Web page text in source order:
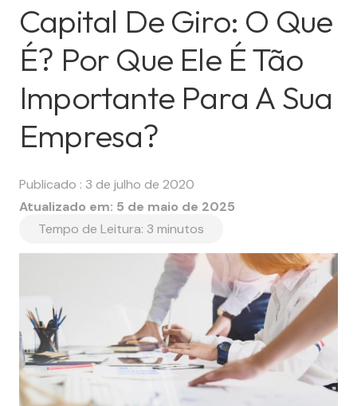
Capital De Giro: O Que
É? Por Que Ele É Tão
Importante Para A Sua
Empresa?
Publicado : 3 de julho de 2020
Atualizado em: 5 de maio de 2025
Tempo de Leitura: 3 minutos